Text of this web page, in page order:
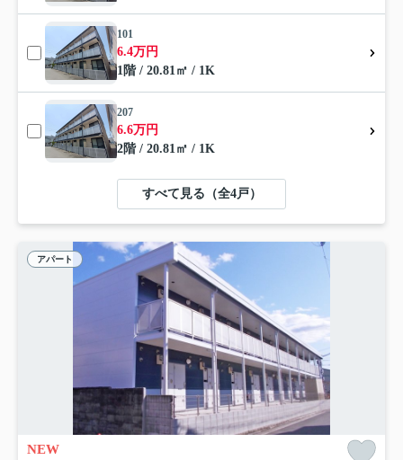
101
6.4万円
1階 / 20.81㎡ / 1K
207
6.6万円
2階 / 20.81㎡ / 1K
すべて見る（全4戸）
アパート
NEW